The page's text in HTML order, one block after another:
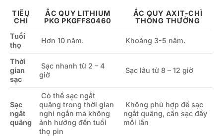
TIÊU
CHÍ
ẮC QUY LITHIUM
PKG PKGFF80460
ẮC QUY AXIT-CHÌ
THÔNG THƯỜNG
Tuổi
thọ
Hơn 10 năm. Khoảng 3-5 năm.
Thời
gian
sạc
Sạc nhanh từ 2 – 4
giờ
Sạc lâu từ 8 – 12 giờ
Sạc
ngắt
quãng
Có thể sạc ngắt
quãng trong thời gian
nghỉ ngắn mà không
ảnh hưởng đến tuổi
thọ pin
Không phù hợp để sạc
ngắt quãng, cần sạc đầy
mỗi lần